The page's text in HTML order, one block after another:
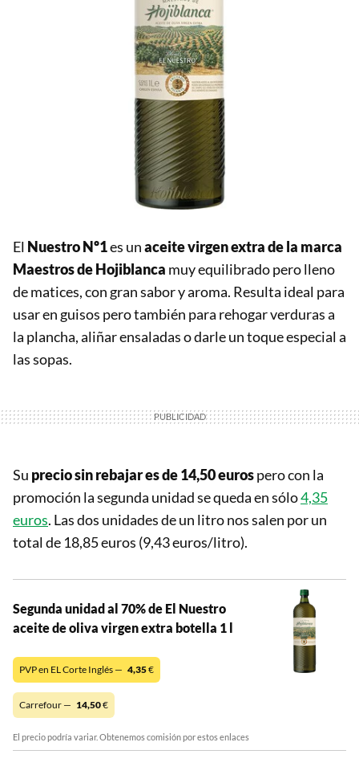
El Nuestro Nº1es unaceite virgen extra de la marca
Maestros de Hojiblanca muy equilibrado pero lleno
de matices, con gran sabor y aroma. Resulta ideal para
usar en guisos pero también para rehogar verduras a
la plancha, aliñar ensaladas o darle un toque especial a
las sopas.
Su precio sin rebajar es de 14,50 eurospero con la
promoción la segunda unidad se queda en sólo4,35
euros. Las dos unidades de un litro nos salen por un
total de 18,85 euros (9,43 euros/litro).
Segunda unidad al 70% de El Nuestro
aceite de oliva virgen extra botella 1 l
PVP en EL Corte Inglés — 4,35€
Carrefour — 14,50€
El precio podría variar. Obtenemos comisión por estos enlaces